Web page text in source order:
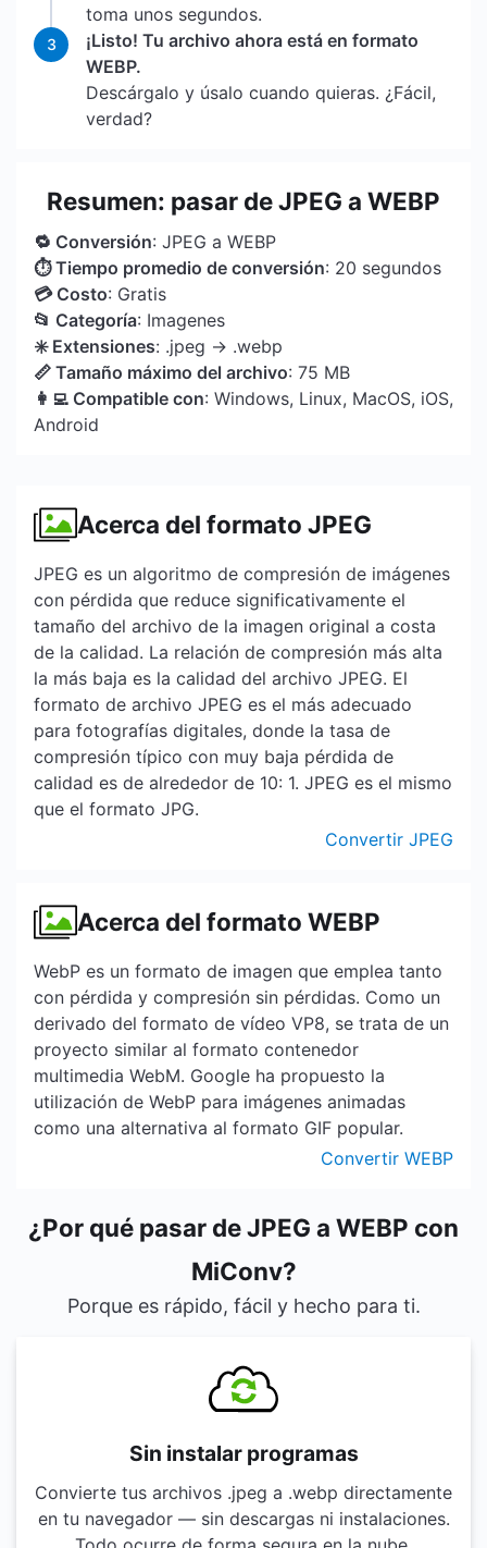
toma unos segundos.
3
¡Listo! Tu archivo ahora está en formato
WEBP.
Descárgalo y úsalo cuando quieras. ¿Fácil,
verdad?
Resumen: pasar de JPEG a WEBP
🔁 Conversión: JPEG a WEBP
⏱ Tiempo promedio de conversión: 20 segundos
💳 Costo: Gratis
📂 Categoría: Imagenes
✳️ Extensiones: .jpeg → .webp
📏 Tamaño máximo del archivo: 75 MB
👩‍💻 Compatible con: Windows, Linux, MacOS, iOS,
Android
Acerca del formato JPEG
JPEG es un algoritmo de compresión de imágenes
con pérdida que reduce significativamente el
tamaño del archivo de la imagen original a costa
de la calidad. La relación de compresión más alta
la más baja es la calidad del archivo JPEG. El
formato de archivo JPEG es el más adecuado
para fotografías digitales, donde la tasa de
compresión típico con muy baja pérdida de
calidad es de alrededor de 10: 1. JPEG es el mismo
que el formato JPG.
Convertir JPEG
Acerca del formato WEBP
WebP es un formato de imagen que emplea tanto
con pérdida y compresión sin pérdidas. Como un
derivado del formato de vídeo VP8, se trata de un
proyecto similar al formato contenedor
multimedia WebM. Google ha propuesto la
utilización de WebP para imágenes animadas
como una alternativa al formato GIF popular.
Convertir WEBP
¿Por qué pasar de JPEG a WEBP con
MiConv?
Porque es rápido, fácil y hecho para ti.
Sin instalar programas
Convierte tus archivos .jpeg a .webp directamente
en tu navegador — sin descargas ni instalaciones.